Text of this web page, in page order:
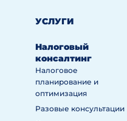
УСЛУГИ
Налоговый
консалтинг
Налоговое
планирование и
оптимизация
Разовые консультации